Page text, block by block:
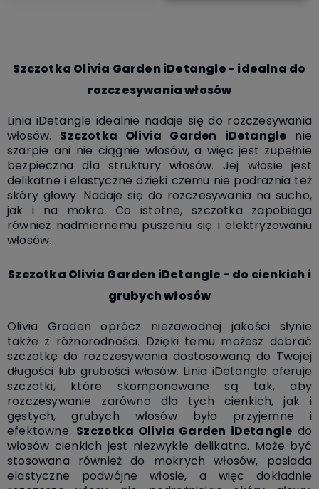
Szczotka Olivia Garden iDetangle - idealna do
rozczesywania włosów
Linia iDetangle idealnie nadaje się do rozczesywania
włosów. Szczotka Olivia Garden iDetangle nie
szarpie ani nie ciągnie włosów, a więcjest zupełnie
bezpieczna dla struktury włosów. Jej włosie jest
delikatne i elastyczne dzięki czemu nie podrażnia też
skóry głowy. Nadaje się do rozczesywania na sucho,
jak i na mokro. Co istotne, szczotka zapobiega
również nadmiernemu puszeniu się i elektryzowaniu
włosów.
Szczotka Olivia Garden iDetangle - do cienkich i
grubych włosów
Olivia Graden oprócz niezawodnej jakości słynie
także z różnorodności. Dzięki temu możesz dobrać
szczotkę do rozczesywania dostosowaną do Twojej
długości lub grubości włosów. Linia iDetangle oferuje
szczotki, które skomponowane są tak, aby
rozczesywanie zarówno dla tych cienkich, jak i
gęstych, grubych włosów było przyjemne i
efektowne. Szczotka Olivia Garden iDetangle do
włosów cienkich jest niezwykle delikatna. Może być
stosowana również do mokrych włosów, posiada
elastyczne podwójne włosie, a więc dokładnie